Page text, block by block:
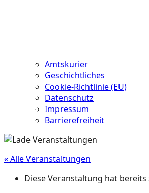
Amtskurier
Geschichtliches
Cookie-Richtlinie (EU)
Datenschutz
Impressum
Barrierefreiheit
« Alle Veranstaltungen
Diese Veranstaltung hat